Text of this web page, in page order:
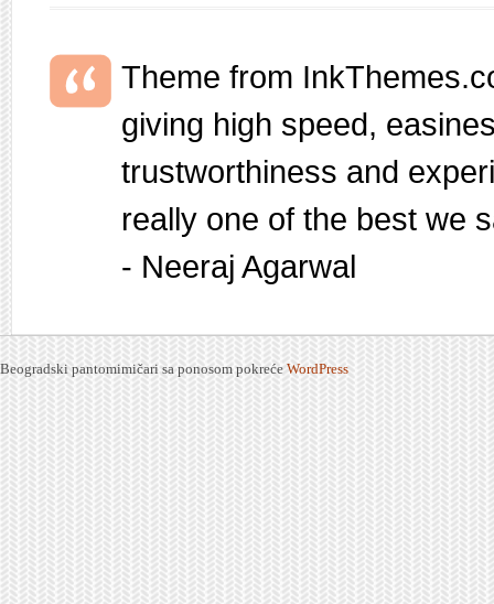
Theme from
giving high speed,
trustworthiness and
really one of the best we
- Neeraj Agarwal
Beogradski pantomimičari sa ponosom pokreće WordPress